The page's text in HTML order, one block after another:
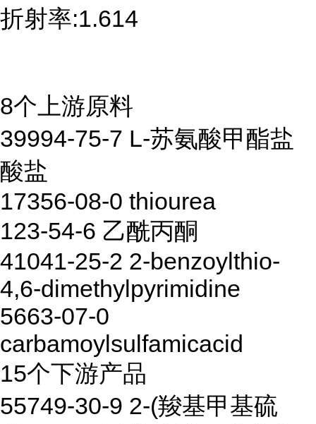
折射率:1.614
8个上游原料
39994-75-7 L-苏氨酸甲酯盐
酸盐
17356-08-0 thiourea
123-54-6 乙酰丙酮
41041-25-2 2-benzoylthio-
4,6-dimethylpyrimidine
5663-07-0
carbamoylsulfamicacid
15个下游产品
55749-30-9 2-(羧基甲基硫